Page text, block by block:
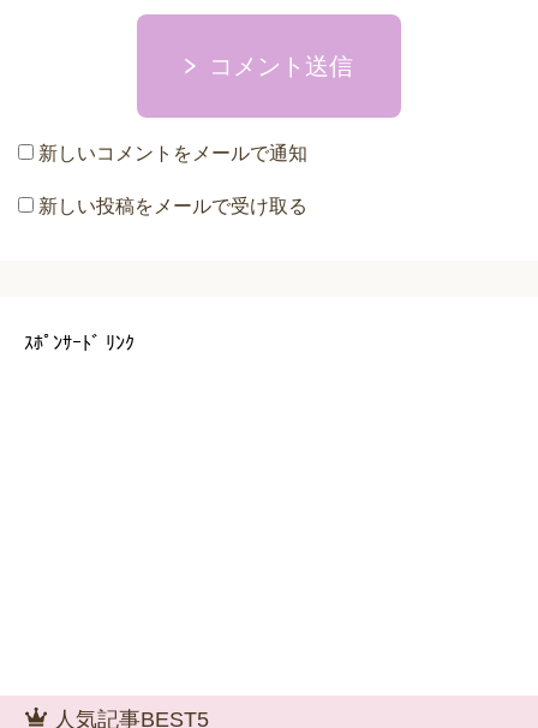
コメント送信
新しいコメントをメールで通知
新しい投稿をメールで受け取る
ｽﾎﾟﾝｻｰﾄﾞ ﾘﾝｸ
人気記事BEST5